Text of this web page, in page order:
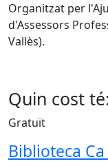
Organitzat per
d'Assessors
Vallès).
Quin cost té:
Gratuït
Biblioteca